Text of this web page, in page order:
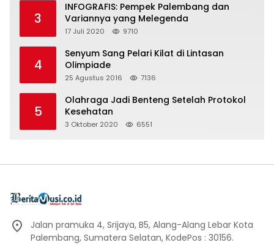
3
INFOGRAFIS: Pempek Palembang dan
Variannya yang Melegenda
17 Juli 2020 9710
4
Senyum Sang Pelari Kilat di Lintasan
Olimpiade
25 Agustus 2016 7136
5
Olahraga Jadi Benteng Setelah Protokol
Kesehatan
3 Oktober 2020 6551
Jalan pramuka 4, Srijaya, B5, Alang-Alang Lebar Kota
Palembang, Sumatera Selatan, KodePos : 30156.